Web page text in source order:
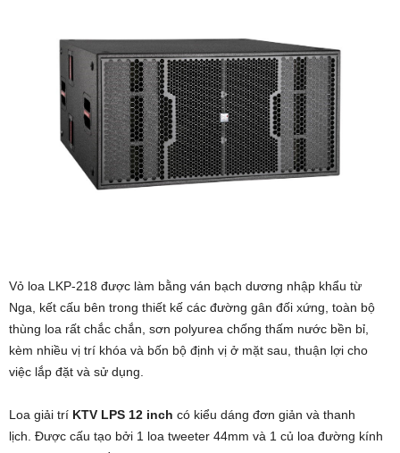
Vỏ loa LKP-218 được làm bằng ván bạch dương nhập khẩu từ
Nga, kết cấu bên trong thiết kế các đường gân đối xứng, toàn bộ
thùng loa rất chắc chắn, sơn polyurea chống thấm nước bền bỉ,
kèm nhiều vị trí khóa và bốn bộ định vị ở mặt sau, thuận lợi cho
việc lắp đặt và sử dụng.
Loa giải trí KTV LPS 12 inch có kiểu dáng đơn giản và thanh
lịch. Được cấu tạo bởi 1 loa tweeter 44mm và 1 củ loa đường kính